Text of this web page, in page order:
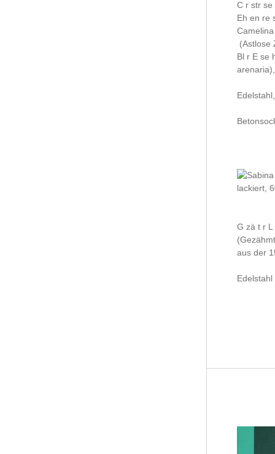
C r str se
Eh en re
(Astlose
Bl r E se
arenaria),
G zä t r L
aus der